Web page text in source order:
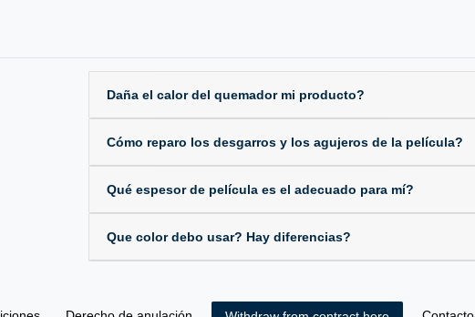
Daña el calor del quemador mi producto?
Cómo reparo los desgarros y los agujeros de la película?
Qué espesor de película es el adecuado para mí?
Que color debo usar? Hay diferencias?